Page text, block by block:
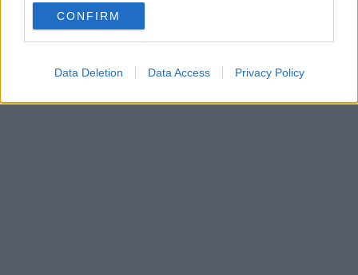
CONFIRM
Data Deletion Data Access Privacy Policy